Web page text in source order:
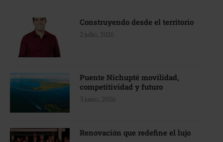
Construyendo desde el territorio
2 julio, 2026
Puente Nichupté movilidad,
competitividad y futuro
3 junio, 2026
Renovación que redefine el lujo